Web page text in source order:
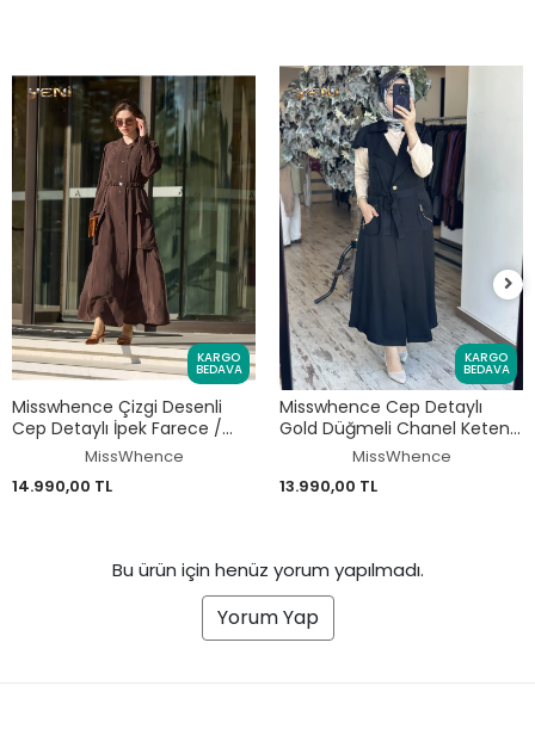
KARGO
BEDAVA
Misswhence Çizgi Desenli
Cep Detaylı İpek Farece /
Pardesü 39828MissWhence
14.990,00 TL
KARGO
BEDAVA
Misswhence Cep Detaylı
Gold Düğmeli Chanel Keten
Yelek 39705MissWhence
13.990,00 TL
Bu ürün için henüz yorum yapılmadı.
Yorum Yap